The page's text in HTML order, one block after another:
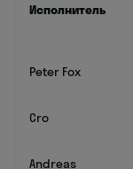
Исполнитель
Peter Fox
Cro
Andreas